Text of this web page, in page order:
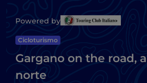
Powered by
Cicloturismo
Gargano on the road,
norte